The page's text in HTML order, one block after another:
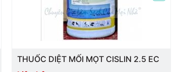
bung ra nhằm làm tăng độ dính. Đặc biệt là keo
sạn, chung cư,...
THUỐC DIỆT MỐI MỌT CISLIN 2.5 EC